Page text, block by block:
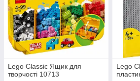
Lego Classic Ящик для
творчості 10713
Lego